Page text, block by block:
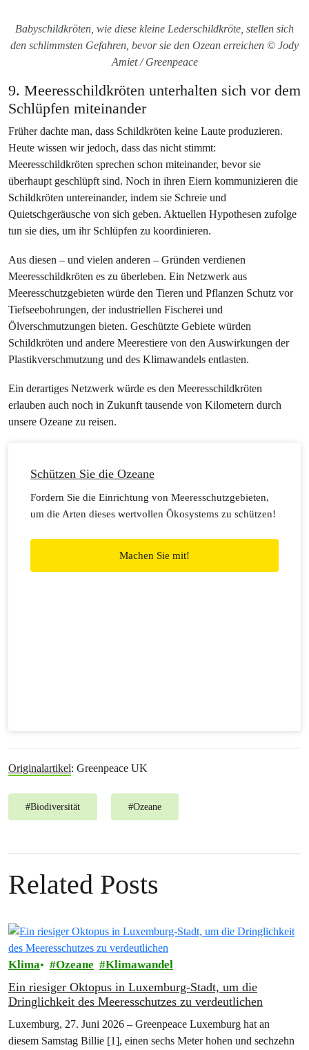
Babyschildkröten, wie diese kleine Lederschildkröte, stellen sich
den schlimmsten Gefahren, bevor sie den Ozean erreichen © Jody
Amiet / Greenpeace
9. Meeresschildkröten unterhalten sich vor dem
Schlüpfen miteinander
Früher dachte man, dass Schildkröten keine Laute produzieren.
Heute wissen wir jedoch, dass das nicht stimmt:
Meeresschildkröten sprechen schon miteinander, bevor sie
überhaupt geschlüpft sind. Noch in ihren Eiern kommunizieren die
Schildkröten untereinander, indem sie Schreie und
Quietschgeräusche von sich geben. Aktuellen Hypothesen zufolge
tun sie dies, um ihr Schlüpfen zu koordinieren.
Aus diesen – und vielen anderen – Gründen verdienen
Meeresschildkröten es zu überleben. Ein Netzwerk aus
Meeresschutzgebieten würde den Tieren und Pflanzen Schutz vor
Tiefseebohrungen, der industriellen Fischerei und
Ölverschmutzungen bieten. Geschützte Gebiete würden
Schildkröten und andere Meerestiere von den Auswirkungen der
Plastikverschmutzung und des Klimawandels entlasten.
Ein derartiges Netzwerk würde es den Meeresschildkröten
erlauben auch noch in Zukunft tausende von Kilometern durch
unsere Ozeane zu reisen.
Schützen Sie die Ozeane
Fordern Sie die Einrichtung von Meeresschutzgebieten,
um die Arten dieses wertvollen Ökosystems zu schützen!
Machen Sie mit!
Originalartikel: Greenpeace UK
#Biodiversität #Ozeane
Related Posts
Klima Ozeane Klimawandel
Ein riesiger Oktopus in Luxemburg-Stadt, um die
Dringlichkeit des Meeresschutzes zu verdeutlichen
Luxemburg, 27. Juni 2026 – Greenpeace Luxemburg hat an
diesem Samstag Billie [1], einen sechs Meter hohen und sechzehn